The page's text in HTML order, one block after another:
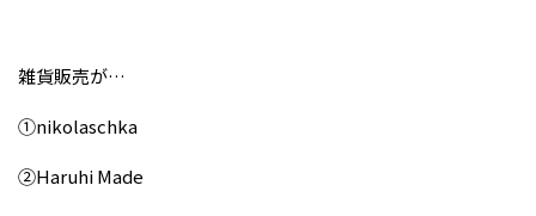
雑貨販売が…
①nikolaschka
②Haruhi Made